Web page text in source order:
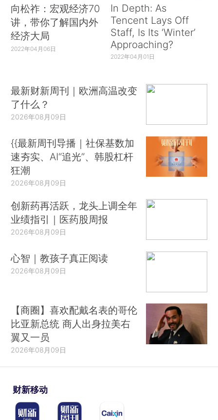
向松祚：宏观经济70
讲，带你了解国内外
经济大局
2022年04月06日
In Depth: As
Tencent Lays Off
Staff, Is Its ‘Winter’
Approaching?
2022年04月01日
最新财新周刊｜欧洲高温改变
了什么？
2026年08月09日
{{最新周刊导播｜社保基数加
速夯实、AI“追光”、韩股杠杆
狂潮
2026年08月09日
创新药再活跃，龙头上调全年
业绩指引｜医药股周报
2026年08月09日
心智｜教孩子真正阅读
2026年08月09日
【商圈】喜欢配戴名表的哥伦
比亚新总统 商人出身拉美右
翼又一员
2026年08月09日
财新移动